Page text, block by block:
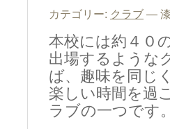
カテゴリー: クラブ —
本校には約４０
出場するような
ば、趣味を同じ
楽しい時間を過
ラブの一つです。